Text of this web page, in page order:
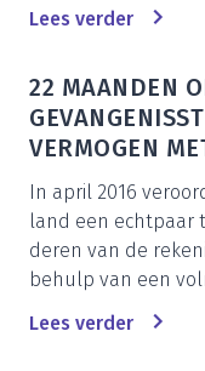
Lees ver­der
22 MAAN­DEN
VER­MO­GEN
In april 2016
land een echt­paar
de­ren van de
behulp van een
Lees ver­der